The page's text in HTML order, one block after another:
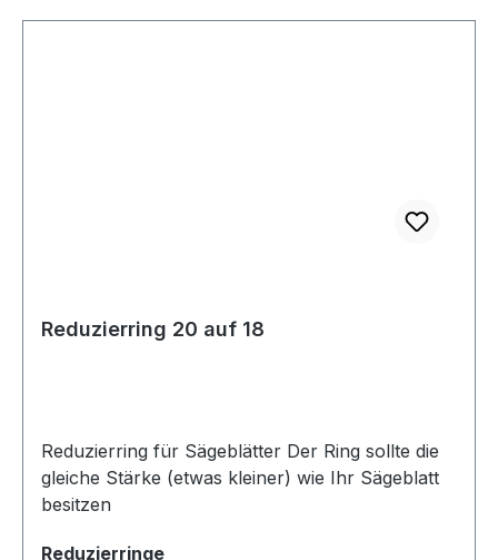
Reduzierring 20 auf 18
Reduzierring für Sägeblätter Der Ring sollte die
gleiche Stärke (etwas kleiner) wie Ihr Sägeblatt
besitzen
Reduzierringeauswählen